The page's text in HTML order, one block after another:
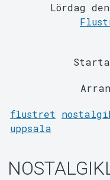
Lördag
flustret
uppsala